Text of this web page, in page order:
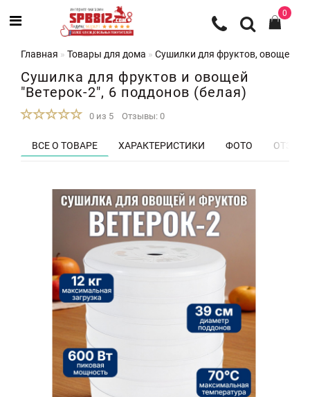
0
Главная Товары для дома Сушилки для фруктов, овощей и
Сушилка для фруктов и овощей
"Ветерок-2", 6 поддонов (белая)
0 из 5 Отзывы: 0
ВСЕ О ТОВАРЕ ХАРАКТЕРИСТИКИ ФОТО